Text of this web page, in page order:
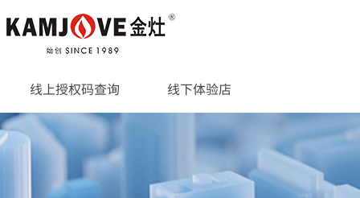
线上授权码查询 线下体验店